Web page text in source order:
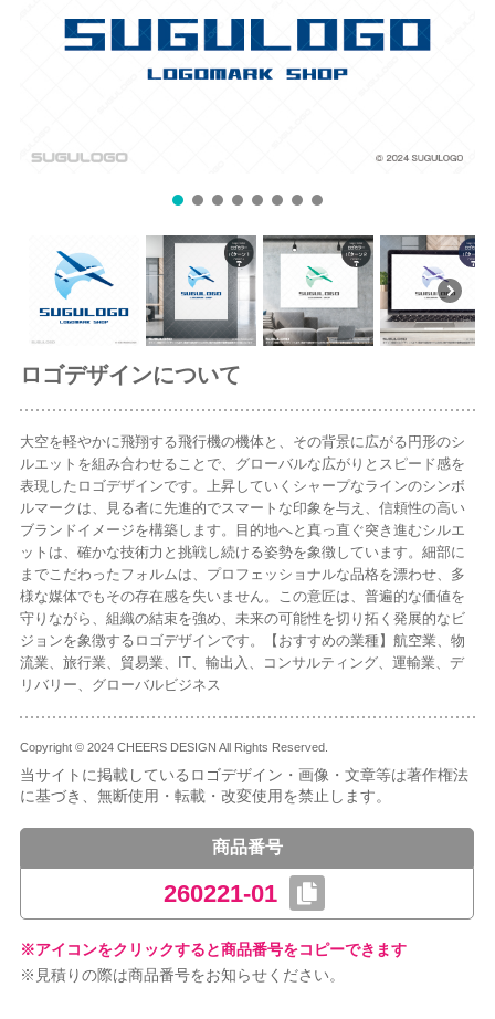
ロゴデザインについて
大空を軽やかに飛翔する飛行機の機体と、その背景に広がる円形のシ
ルエットを組み合わせることで、グローバルな広がりとスピード感を
表現したロゴデザインです。上昇していくシャープなラインのシンボ
ルマークは、見る者に先進的でスマートな印象を与え、信頼性の高い
ブランドイメージを構築します。目的地へと真っ直ぐ突き進むシルエ
ットは、確かな技術力と挑戦し続ける姿勢を象徴しています。細部に
までこだわったフォルムは、プロフェッショナルな品格を漂わせ、多
様な媒体でもその存在感を失いません。この意匠は、普遍的な価値を
守りながら、組織の結束を強め、未来の可能性を切り拓く発展的なビ
ジョンを象徴するロゴデザインです。【おすすめの業種】航空業、物
流業、旅行業、貿易業、IT、輸出入、コンサルティング、運輸業、デ
リバリー、グローバルビジネス
Copyright © 2024 CHEERS DESIGN All Rights Reserved.
当サイトに掲載しているロゴデザイン・画像・文章等は著作権法
に基づき、無断使用・転載・改変使用を禁止します。
商品番号
260221-01
※アイコンをクリックすると商品番号をコピーできます
※見積りの際は商品番号をお知らせください。